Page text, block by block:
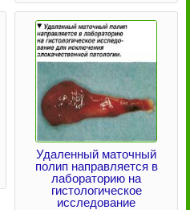
Удаленный маточный
полип направляется в
лабораторию на
гистологическое
исследование